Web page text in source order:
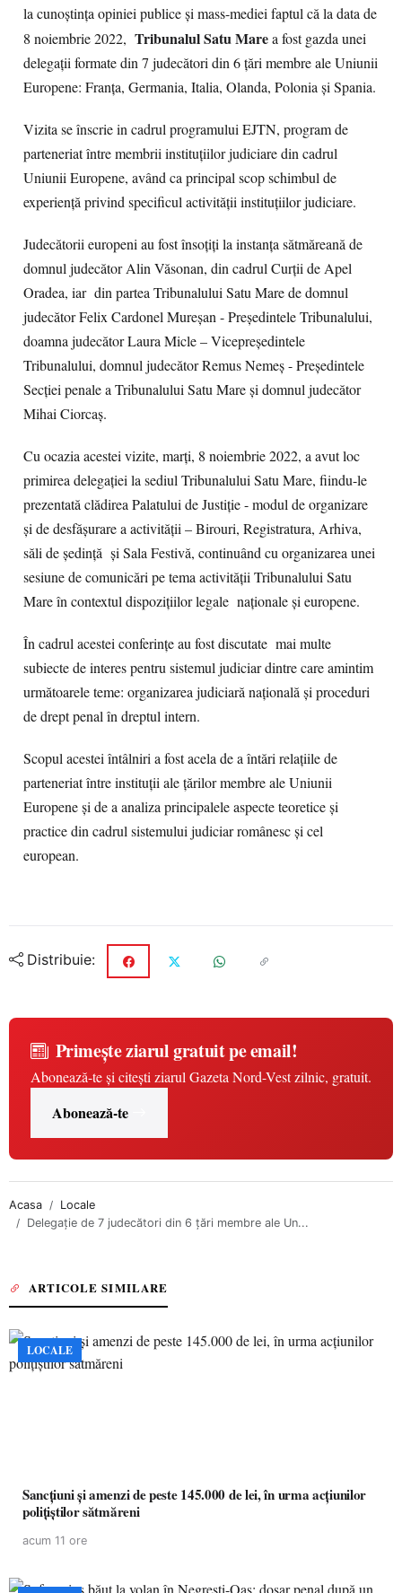
la cunoştinţa opiniei publice şi mass-mediei faptul că la data de
8 noiembrie 2022, Tribunalul Satu Marea fost gazda unei
delegaţii formate din 7 judecători din 6 ţări membre ale Uniunii
Europene: Franţa, Germania, Italia, Olanda, Polonia şi Spania.
Vizita se înscrie in cadrul programului EJTN, program de
parteneriat între membrii instituţiilor judiciare din cadrul
Uniunii Europene, având ca principal scop schimbul de
experienţă privind specificul activităţii instituţiilor judiciare.
Judecătorii europeni au fost însoţiţi la instanţa sătmăreană de
domnul judecător Alin Văsonan, din cadrul Curţii de Apel
Oradea, iar din partea Tribunalului Satu Mare de domnul
judecător Felix Cardonel Mureşan - Preşedintele Tribunalului,
doamna judecător Laura Micle – Vicepreşedintele
Tribunalului, domnul judecător Remus Nemeş - Preşedintele
Secţiei penale a Tribunalului Satu Mare şi domnul judecător
Mihai Ciorcaş.
Cu ocazia acestei vizite, marţi, 8 noiembrie 2022, a avut loc
primirea delegaţiei la sediul Tribunalului Satu Mare, fiindu-le
prezentată clădirea Palatului de Justiţie - modul de organizare
şi de desfăşurare a activităţii – Birouri, Registratura, Arhiva,
săli de şedinţă şi Sala Festivă, continuând cu organizarea unei
sesiune de comunicări pe tema activităţii Tribunalului Satu
Mare în contextul dispoziţiilor legale naţionale şi europene.
În cadrul acestei conferinţe au fost discutate mai multe
subiecte de interes pentru sistemul judiciar dintre care amintim
următoarele teme: organizarea judiciară naţională şi proceduri
de drept penal în dreptul intern.
Scopul acestei întâlniri a fost acela de a întări relaţiile de
parteneriat între instituţii ale ţărilor membre ale Uniunii
Europene şi de a analiza principalele aspecte teoretice şi
practice din cadrul sistemului judiciar românesc şi cel
european.
Distribuie:
Primește ziarul gratuit pe email!
Abonează-te și citești ziarul Gazeta Nord-Vest zilnic, gratuit.
Abonează-te
Acasa
Locale
Delegație de 7 judecători din 6 țări membre ale Un...
ARTICOLE SIMILARE
LOCALE
Sancțiuni și amenzi de peste 145.000 de lei, în urma acțiunilor
polițiștilor sătmăreni
acum 11 ore